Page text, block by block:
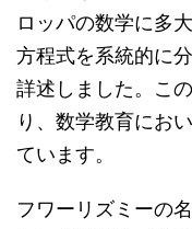
ロッパの数学に多
方程式を系統的に
詳述しました。こ
り、数学教育にお
ています。
フワーリズミーの